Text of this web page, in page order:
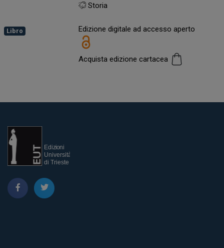
Libro
Storia
Edizione digitale ad accesso aperto
Acquista edizione cartacea